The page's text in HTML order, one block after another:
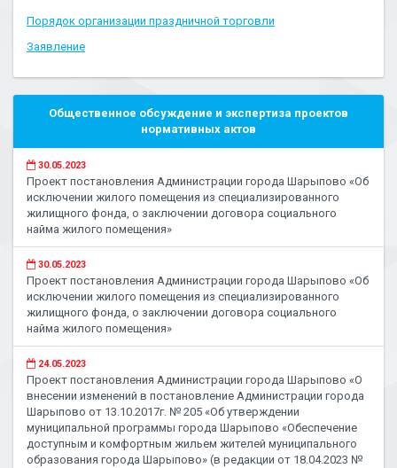
Порядок организации праздничной торговли
Заявление
Общественное обсуждение и экспертиза проектов
нормативных актов
30.05.2023
Проект постановления Администрации города Шарыпово «Об
исключении жилого помещения из специализированного
жилищного фонда, о заключении договора социального
найма жилого помещения»
30.05.2023
Проект постановления Администрации города Шарыпово «Об
исключении жилого помещения из специализированного
жилищного фонда, о заключении договора социального
найма жилого помещения»
24.05.2023
Проект постановления Администрации города Шарыпово «О
внесении изменений в постановление Администрации города
Шарыпово от 13.10.2017г. № 205 «Об утверждении
муниципальной программы города Шарыпово «Обеспечение
доступным и комфортным жильем жителей муниципального
образования города Шарыпово» (в редакции от 18.04.2023 №